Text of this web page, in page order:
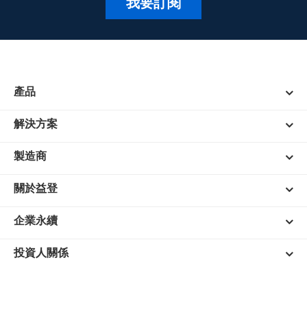
產品
解決方案
製造商
關於益登
企業永續
投資人關係